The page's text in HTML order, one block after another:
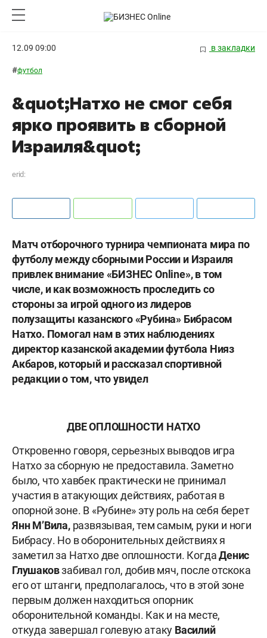
12.09 09:00 в закладки
#футбол
&quot;Натхо не смог себя
ярко проявить в сборной
Израиля&quot;
erid:
Матч отборочного турнира чемпионата мира по
футболу между сборными России и Израиля
привлек внимание «БИЗНЕСOnline», в том
числе, и как возможность проследить со
стороны за игрой одного из лидеров
полузащиты казанского «Рубина» Бибрасом
Натхо. Помогал нам в этих наблюдениях
директор казанской академии футбола Нияз
Акбаров, который и рассказал спортивной
редакции о том, что увидел
ДВЕ ОПЛОШНОСТИ НАТХО
Откровенно говоря, серьезных выводов игра
Натхо за сборную не предоставила. Заметно
было, что хавбек практически не принимал
участия в атакующих действиях, работая в
опорной зоне. В «Рубине» эту роль на себя берет
Янн М’Вила,развязывая, тем самым, руки и ноги
Бибрасу. Но в оборонительных действиях я
заметил за Натхо две оплошности. КогдаДенис
Глушаковзабивал гол, добив мяч, после отскока
его от штанги, предполагалось, что в этой зоне
первым должен находиться опорник
оборонительной команды. Как и на месте,
откуда завершал голевую атаку Василий